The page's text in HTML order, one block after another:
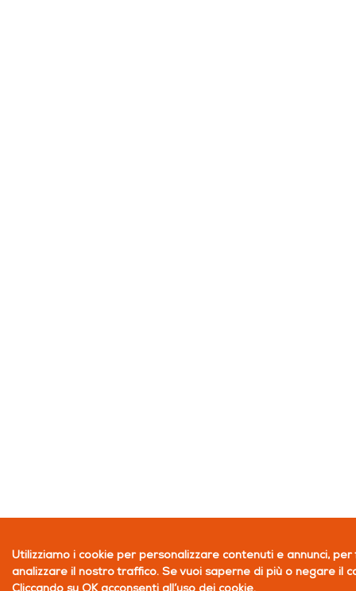
Utilizziamo i cookie per personalizzare contenuti e annunci,
analizzare il nostro traffico. Se vuoi saperne di più o negare il
Cliccando su OK acconsenti all’uso dei cookie.